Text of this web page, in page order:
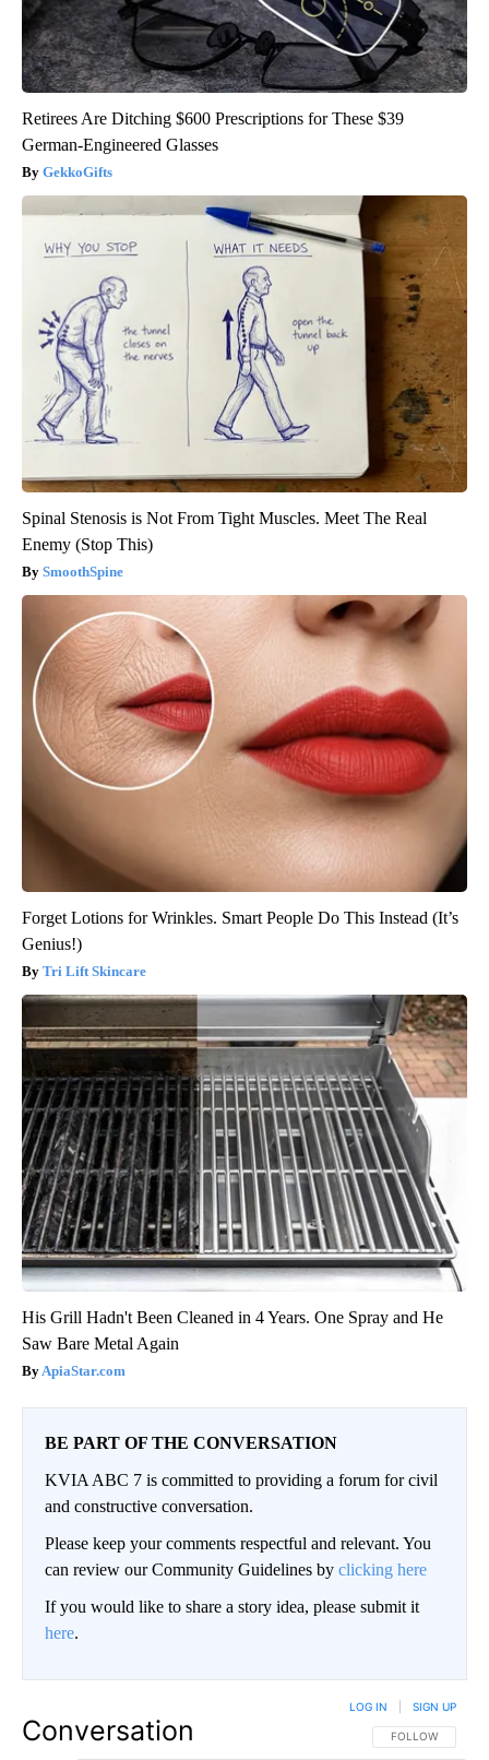
Retirees Are Ditching $600 Prescriptions for These $39
German-Engineered Glasses
GekkoGifts
Spinal Stenosis is Not From Tight Muscles. Meet The Real
Enemy (Stop This)
SmoothSpine
Forget Lotions for Wrinkles. Smart People Do This Instead (It’s
Genius!)
Tri Lift Skincare
His Grill Hadn't Been Cleaned in 4 Years. One Spray and He
Saw Bare Metal Again
ApiaStar.com
BE PART OF THE CONVERSATION
KVIA ABC 7 is committed to providing a forum for civil
and constructive conversation.
Please keep your comments respectful and relevant. You
can review our Community Guidelines by clicking here
If you would like to share a story idea, please submit it
here.
Conversation FOLLOW THIS
FOLLOW
LOG IN SIGN UP